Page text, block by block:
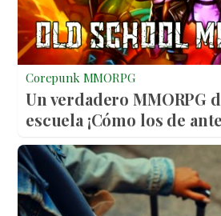
Corepunk MMORPG
Un verdadero MMORPG
escuela ¡Cómo los de